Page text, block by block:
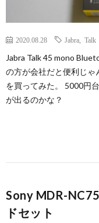
2020.08.28 Jabra Talk
Jabra Talk 45 mono
の方が会社だと便利じゃ
を買ってみた。 5000円
が出るのかな？
Sony MDR-
ドセット